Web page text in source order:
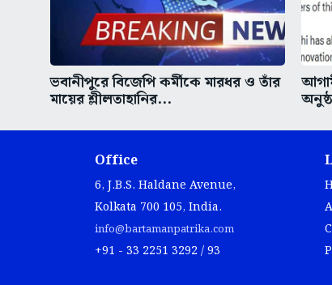
ভবানীপুরে বিজেপি কর্মীকে মারধর ও তাঁর
মায়ের শ্লীলতাহানির...
Office
6, J.B.S. Haldane Avenue,
Kolkata 700 105, India.
info@bartamanpatrika.com
+91 - 33 2251 3292 / 93